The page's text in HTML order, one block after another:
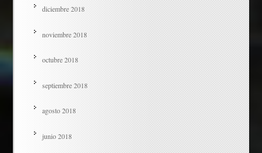
diciembre 2018
noviembre 2018
octubre 2018
septiembre 2018
agosto 2018
junio 2018